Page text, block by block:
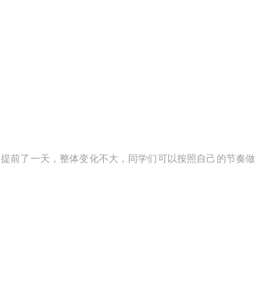
前了一天，整体变化不大，同学们可以按照自己的节奏做